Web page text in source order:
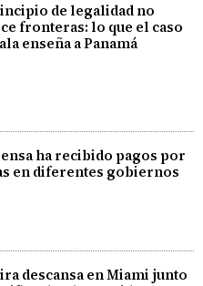
de legalidad no
fronteras: lo que el caso
enseña a Panamá
ha recibido pagos por
en diferentes gobiernos
descansa en Miami junto